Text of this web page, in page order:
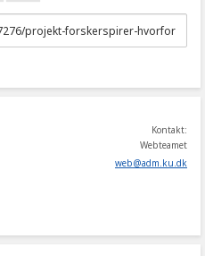
Kontakt:
Webteamet
web@adm.ku.dk